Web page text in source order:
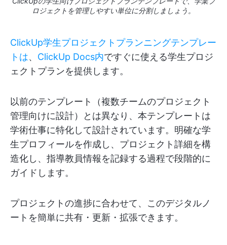
ロジェクトを管理しやすい単位に分割しましょう。
ClickUp学生プロジェクトプランニングテンプレー
トは、 ClickUp Docs内ですぐに使える学生プロジ
ェクトプランを提供します。
以前のテンプレート（複数チームのプロジェクト
管理向けに設計）とは異なり、本テンプレートは
学術仕事に特化して設計されています。明確な学
生プロフィールを作成し、プロジェクト詳細を構
造化し、指導教員情報を記録する過程で段階的に
ガイドします。
プロジェクトの進捗に合わせて、このデジタルノ
ートを簡単に共有・更新・拡張できます。